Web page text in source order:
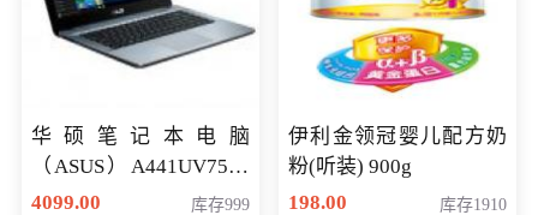
华硕笔记本电脑
（ASUS）A441UV7500
顽石（7代i7-7500U 4G
4099.00 库存999
伊利金领冠婴儿配方奶
粉(听装) 900g
198.00
库存1910